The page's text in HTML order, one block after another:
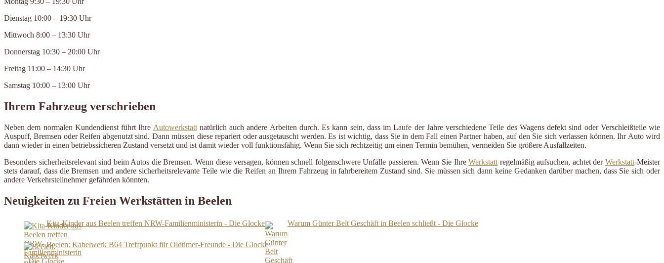
Dienstag 10:00 – 19:30 Uhr
Mittwoch 8:00 – 13:30 Uhr
Donnerstag 10:30 – 20:00 Uhr
Freitag 11:00 – 14:30 Uhr
Samstag 10:00 – 13:00 Uhr
Ihrem Fahrzeug verschrieben
Neben dem normalen Kundendienst führt Ihre Autowerkstattnatürlich auch andere Arbeiten durch. Es kann sein, dass im Laufe der Jahre verschiedene Teile des Wagens defekt sind oder Verschleißteile wie
Auspuff, Bremsen oder Reifen abgenutzt sind. Dann müssen diese repariert oder ausgetauscht werden. Es ist wichtig, dass Sie in dem Fall einen Partner haben, auf den Sie sich verlassen können. Ihr Auto wird
dann wieder in einen betriebssicheren Zustand versetzt und ist damit wieder voll funktionsfähig. Wenn Sie sich rechtzeitig um einen Termin bemühen, vermeiden Sie größere Ausfallzeiten.
Besonders sicherheitsrelevant sind beim Autos die Bremsen. Wenn diese versagen, können schnell folgenschwere Unfälle passieren. Wenn Sie IhreWerkstatt regelmäßig aufsuchen, achtet derWerkstatt-Meister
stets darauf, dass die Bremsen und andere sicherheitsrelevante Teile wie die Reifen an Ihrem Fahrzeug in fahrbereitem Zustand sind. Sie müssen sich dann keine Gedanken darüber machen, dass Sie sich oder
andere Verkehrsteilnehmer gefährden könnten.
Neuigkeiten zu Freien Werkstätten in Beelen
Kita-Kinder aus Beelen treffen NRW-Familienministerin - Die Glocke Warum Günter Belt Geschäft in Beelen schließt - Die Glocke
Beelen: Kabelwerk B64 Treffpunkt für Oldtimer-Freunde - Die Glocke